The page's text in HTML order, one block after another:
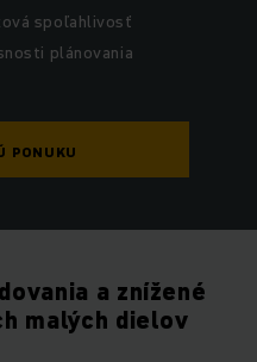
spoľahlivosť
plánovania
PONUKU
a znížené
malých dielov